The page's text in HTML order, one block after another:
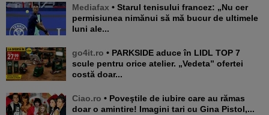
Mediafax • Starul tenisului francez: „Nu cer
permisiunea nimănui să mă bucur de ultimele
luni ale...
go4it.ro • PARKSIDE aduce în LIDL TOP 7
scule pentru orice atelier. „Vedeta” ofertei
costă doar...
Ciao.ro • Poveştile de iubire care au rămas
doar o amintire! Imagini tari cu Gina Pistol,...